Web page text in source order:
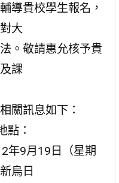
導貴校學生報名，
大
。敬請惠允核予貴
課
關訊息如下：
點：
年9月19日（星期
烏日